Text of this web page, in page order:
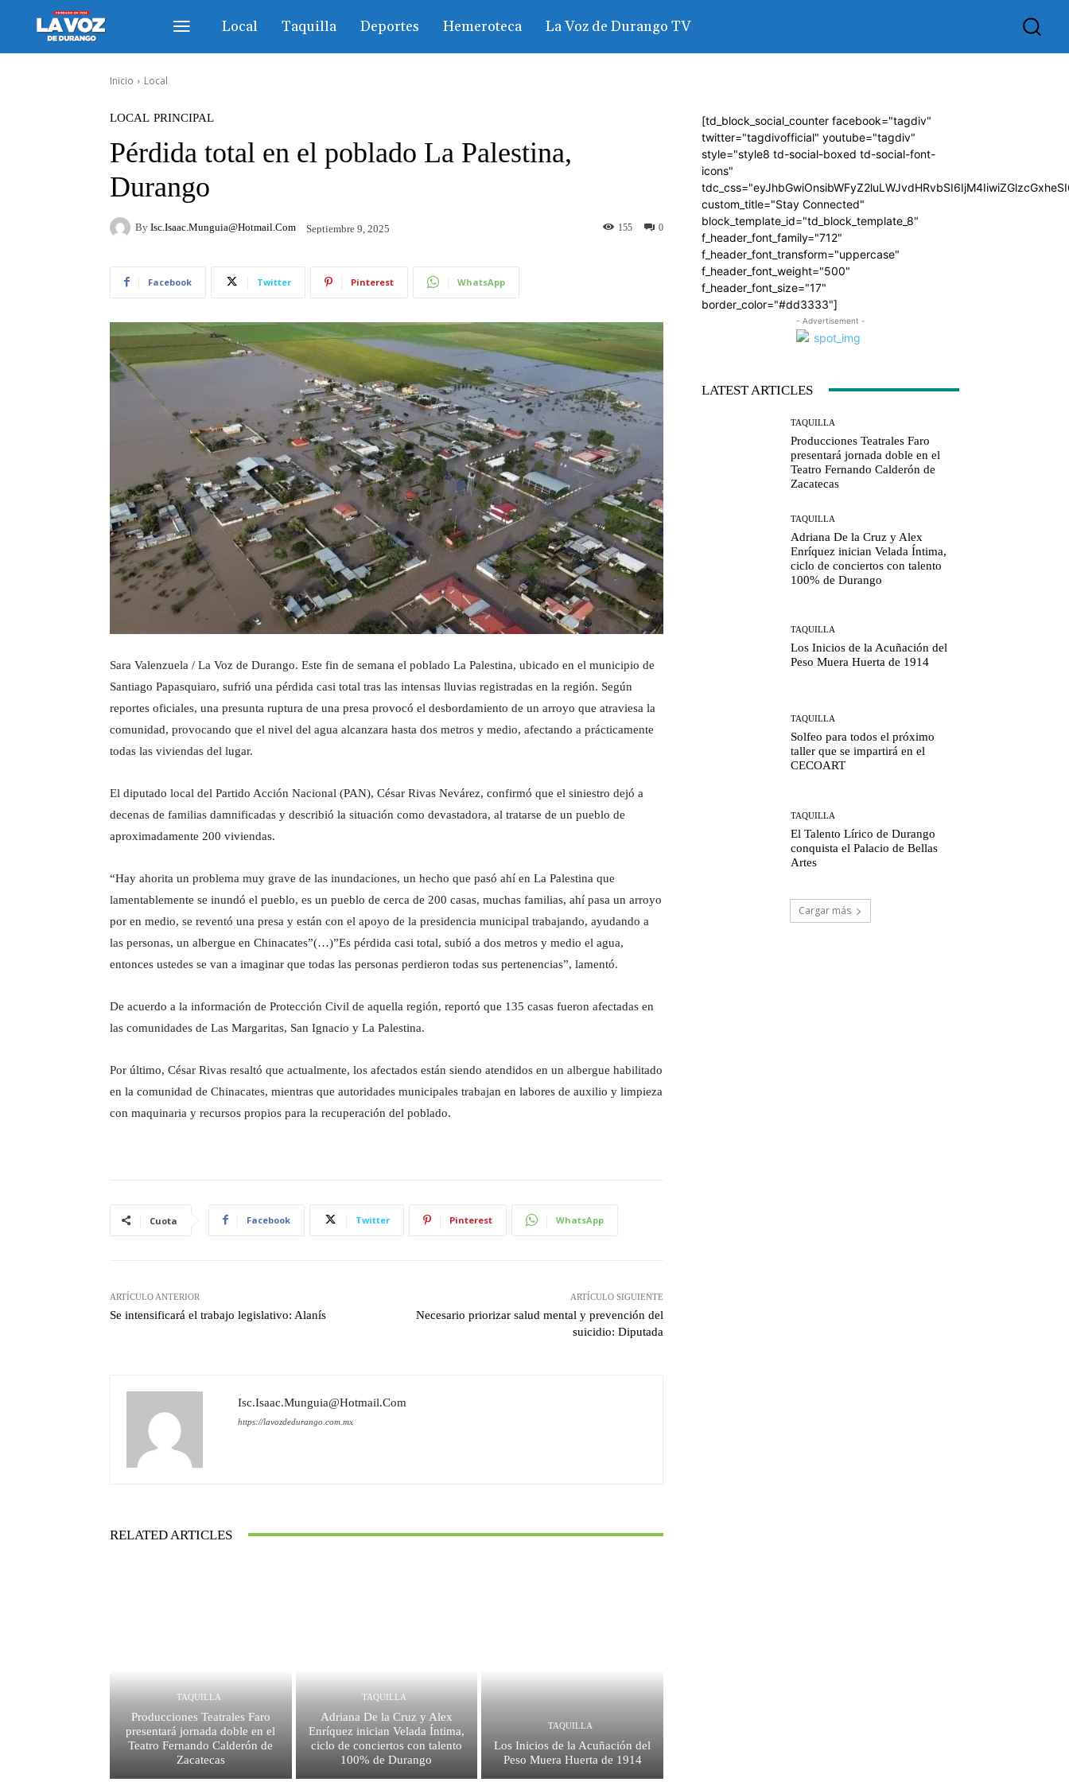
Local Taquilla Deportes Hemeroteca La Voz de Durango TV
Inicio Local
LOCAL PRINCIPAL
Pérdida total en el poblado La Palestina,
Durango
By Isc.isaac.munguia@hotmail.com Septiembre 9, 2025 0
155
Facebook Twitter Pinterest WhatsApp
Sara Valenzuela / La Voz de Durango. Este fin de semana el poblado La Palestina, ubicado en el municipio de
Santiago Papasquiaro, sufrió una pérdida casi total tras las intensas lluvias registradas en la región. Según
reportes oficiales, una presunta ruptura de una presa provocó el desbordamiento de un arroyo que atraviesa la
comunidad, provocando que el nivel del agua alcanzara hasta dos metros y medio, afectando a prácticamente
todas las viviendas del lugar.
El diputado local del Partido Acción Nacional (PAN), César Rivas Nevárez, confirmó que el siniestro dejó a
decenas de familias damnificadas y describió la situación como devastadora, al tratarse de un pueblo de
aproximadamente 200 viviendas.
“Hay ahorita un problema muy grave de las inundaciones, un hecho que pasó ahí en La Palestina que
lamentablemente se inundó el pueblo, es un pueblo de cerca de 200 casas, muchas familias, ahí pasa un arroyo
por en medio, se reventó una presa y están con el apoyo de la presidencia municipal trabajando, ayudando a
las personas, un albergue en Chinacates”(…)”Es pérdida casi total, subió a dos metros y medio el agua,
entonces ustedes se van a imaginar que todas las personas perdieron todas sus pertenencias”, lamentó.
De acuerdo a la información de Protección Civil de aquella región, reportó que 135 casas fueron afectadas en
las comunidades de Las Margaritas, San Ignacio y La Palestina.
Por último, César Rivas resaltó que actualmente, los afectados están siendo atendidos en un albergue habilitado
en la comunidad de Chinacates, mientras que autoridades municipales trabajan en labores de auxilio y limpieza
con maquinaria y recursos propios para la recuperación del poblado.
Cuota Facebook Twitter Pinterest WhatsApp
ARTÍCULO ANTERIOR
Se intensificará el trabajo legislativo: Alanís
ARTÍCULO SIGUIENTE
Necesario priorizar salud mental y prevención del
suicidio: Diputada
Isc.isaac.munguia@hotmail.com
https://lavozdedurango.com.mx
RELATED ARTICLES
TAQUILLA
Producciones Teatrales Faro
presentará jornada doble en el
Teatro Fernando Calderón de
Zacatecas
TAQUILLA
Adriana De la Cruz y Alex
Enríquez inician Velada Íntima,
ciclo de conciertos con talento
100% de Durango
TAQUILLA
Los Inicios de la Acuñación del
Peso Muera Huerta de 1914
[td_block_social_counter facebook="tagdiv"
twitter="tagdivofficial" youtube="tagdiv"
style="style8 td-social-boxed td-social-font-
icons"
custom_title="Stay Connected"
block_template_id="td_block_template_8"
f_header_font_family="712"
f_header_font_transform="uppercase"
f_header_font_weight="500"
f_header_font_size="17"
border_color="#dd3333"]
- Advertisement -
LATEST ARTICLES
TAQUILLA
Producciones Teatrales Faro
presentará jornada doble en el
Teatro Fernando Calderón de
Zacatecas
TAQUILLA
Adriana De la Cruz y Alex
Enríquez inician Velada Íntima,
ciclo de conciertos con talento
100% de Durango
TAQUILLA
Los Inicios de la Acuñación del
Peso Muera Huerta de 1914
TAQUILLA
Solfeo para todos el próximo
taller que se impartirá en el
CECOART
TAQUILLA
El Talento Lírico de Durango
conquista el Palacio de Bellas
Artes
Cargar más